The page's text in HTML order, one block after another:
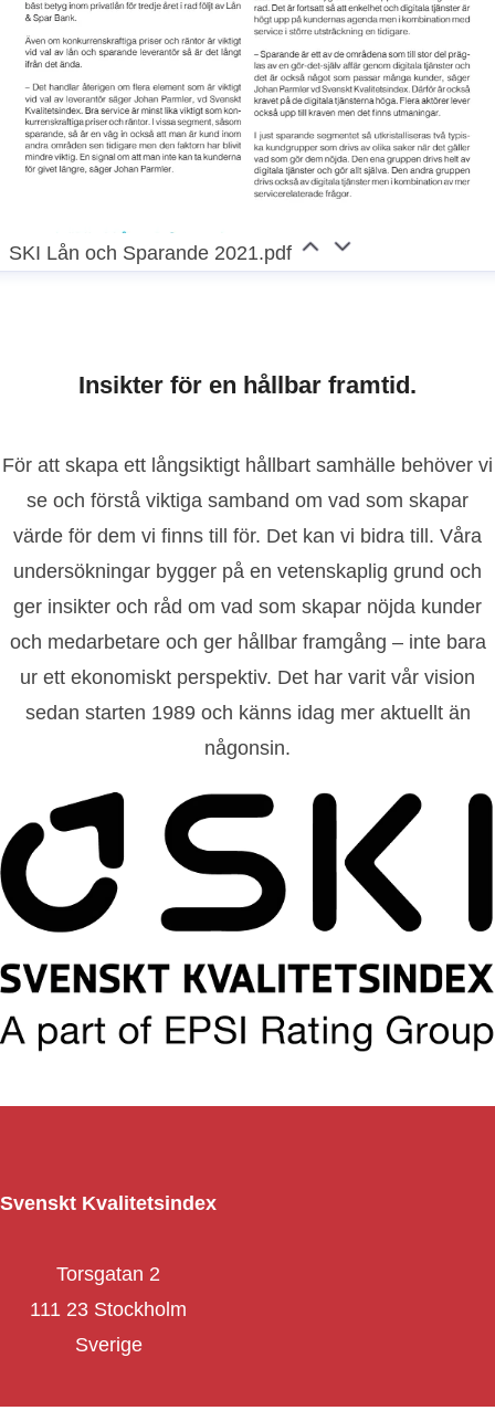
SKI Lån och Sparande 2021.pdf
Insikter för en hållbar framtid.
För att skapa ett långsiktigt hållbart samhälle behöver vi
se och förstå viktiga samband om vad som skapar
värde för dem vi finns till för. Det kan vi bidra till. Våra
undersökningar bygger på en vetenskaplig grund och
ger insikter och råd om vad som skapar nöjda kunder
och medarbetare och ger hållbar framgång – inte bara
ur ett ekonomiskt perspektiv. Det har varit vår vision
sedan starten 1989 och känns idag mer aktuellt än
någonsin.
Svenskt Kvalitetsindex
Torsgatan 2
111 23 Stockholm
Sverige